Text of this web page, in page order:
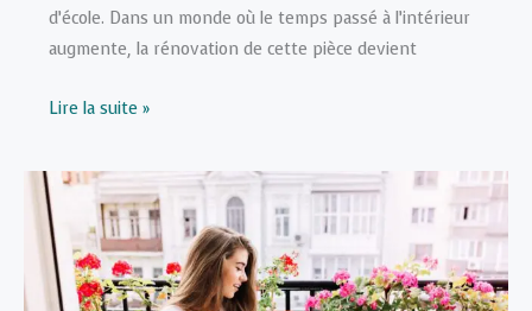
d’école. Dans un monde où le temps passé à l’intérieur
augmente, la rénovation de cette pièce devient
Moderniser
Salle
de
Jeux
Idées
Lire la suite »